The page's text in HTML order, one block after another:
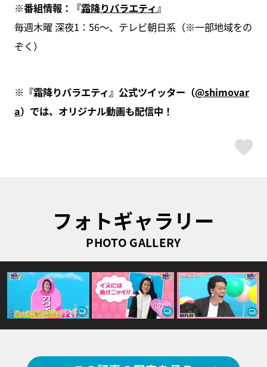
※番組情報：『霜降りバラエティ』
毎週木曜 深夜1：56～、テレビ朝日系（※一部地域をの
ぞく）
※『霜降りバラエティ』公式ツイッター（@shimovar
a）では、オリジナル動画も配信中！
フォトギャラリー
PHOTO GALLERY